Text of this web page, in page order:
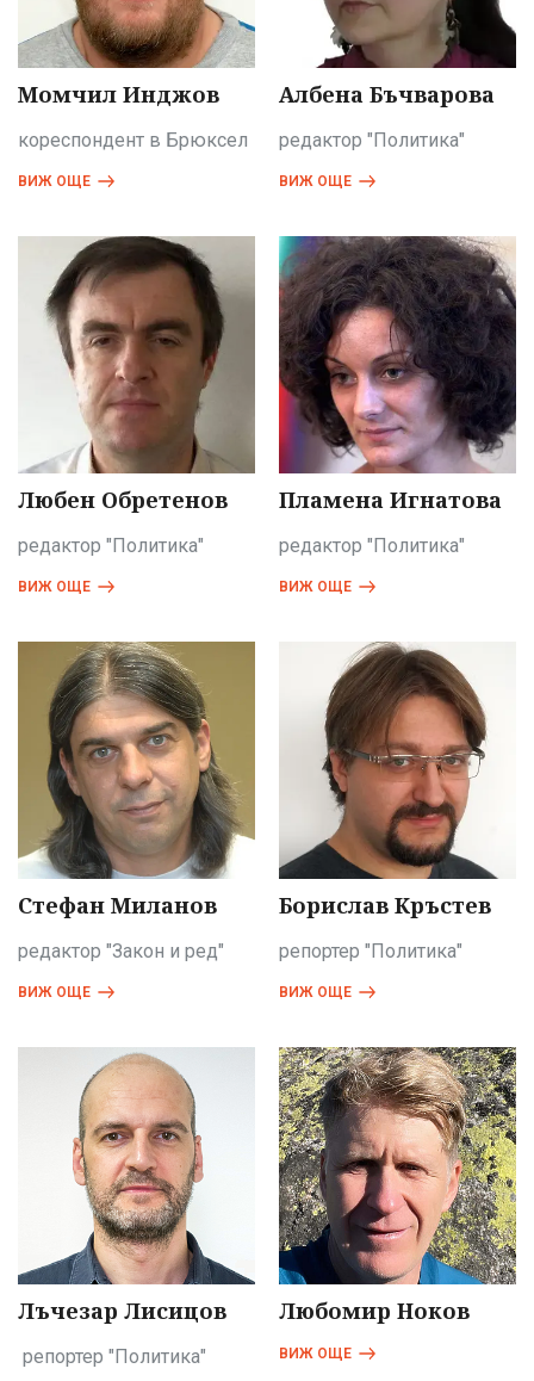
Момчил Инджов
кореспондент в Брюксел
ВИЖ ОЩЕ
Албена Бъчварова
редактор "Политика"
ВИЖ ОЩЕ
Любен Обретенов
редактор "Политика"
ВИЖ ОЩЕ
Пламена Игнатова
редактор "Политика"
ВИЖ ОЩЕ
Стефан Миланов
редактор "Закон и ред"
ВИЖ ОЩЕ
Борислав Кръстев
репортер "Политика"
ВИЖ ОЩЕ
Лъчезар Лисицов
репортер "Политика"
Любомир Ноков
ВИЖ ОЩЕ